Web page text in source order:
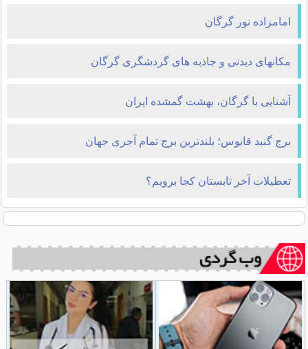
امامزاده نور گرگان
مکانهای دیدنی و جاذبه های گردشگری گرگان
آشنایی با گرگان، بهشت گمشده ایران
برج گنبد قابوس؛ بلندترین برج تمام آجری جهان
تعطیلات آخر تابستان کجا برویم؟